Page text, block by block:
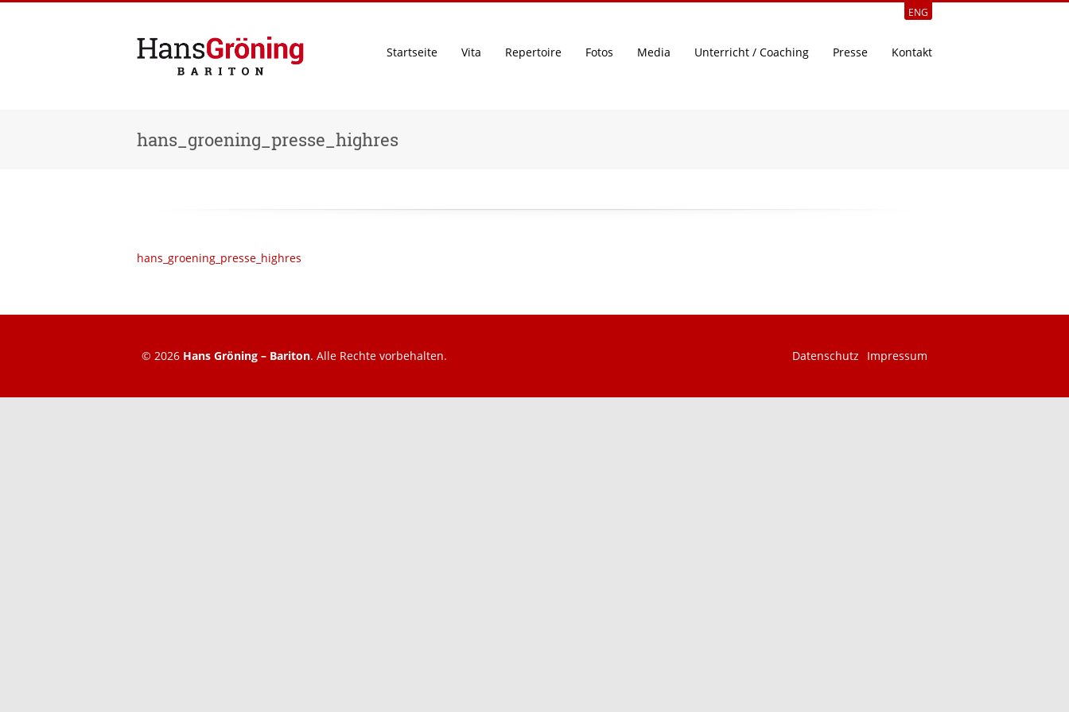
Startseite Vita Repertoire Fotos Media Unterricht / Coaching Presse Kontakt
ENG
hans_groening_presse_highres
hans_groening_presse_highres
© 2026 Hans Gröning – Bariton. Alle Rechte vorbehalten. Datenschutz Impressum